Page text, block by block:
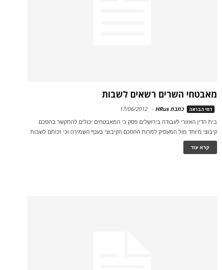
מאבטחי השרים רשאים לשבות
דמי הבראה כתבת HRus -
17/06/2012
בית הדין האזורי לעבודה בירושלים פסק כי המאבטחים יכולים להתקשר בהסכם
קיבוצי מיוחד מול המעסיק למרות ההסכם הקיבוצי בענף השמירה וכי זכותם לשבות
קרא עוד